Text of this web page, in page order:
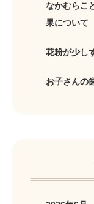
なかむらこ
果について
花粉が少し
お子さんの